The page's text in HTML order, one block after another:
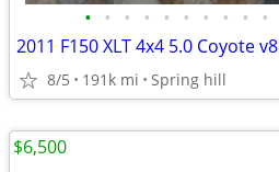
• • • • • • • • • •
2011 F150 XLT 4x4 5.0 Coyote v8
8/5 191k mi Spring hill
$6,500